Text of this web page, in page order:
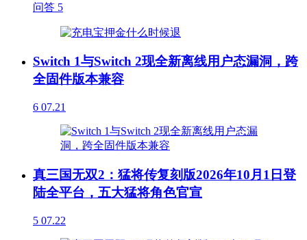
问答 5
Switch 1与Switch 2现全新离线用户态漏洞，跨
全固件版本兼容
6 07.21
真三国无双2：猛将传复刻版2026年10月1日登
陆全平台，五大猛将角色官宣
5 07.22